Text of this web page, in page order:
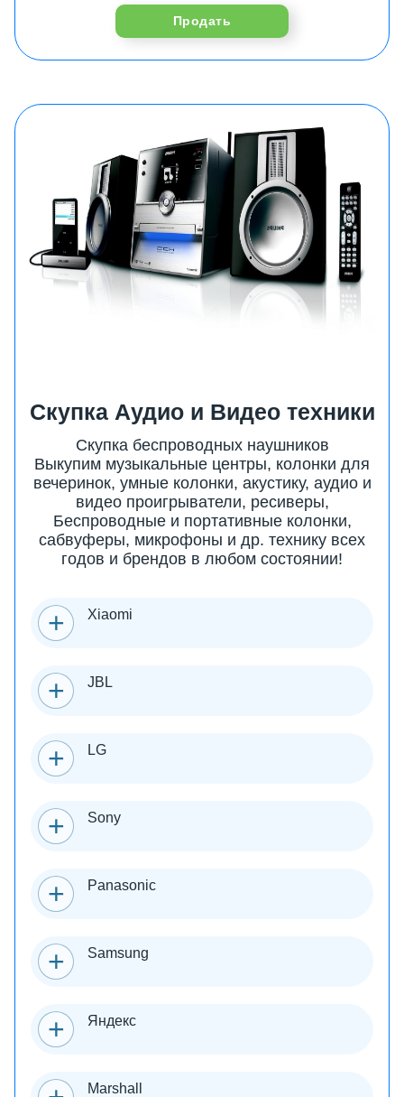
Продать
Скупка Аудио и Видео техники
Скупка беспроводных наушников
Выкупим музыкальные центры, колонки для
вечеринок, умные колонки, акустику, аудио и
видео проигрыватели, ресиверы,
Беспроводные и портативные колонки,
сабвуферы, микрофоны и др. технику всех
годов и брендов в любом состоянии!
Xiaomi
JBL
LG
Sony
Panasonic
Samsung
Яндекс
Marshall